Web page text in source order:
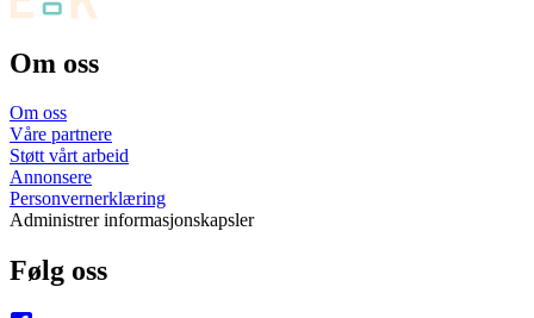
Om oss
Om oss
Våre partnere
Støtt vårt arbeid
Annonsere
Personvernerklæring
Administrer informasjonskapsler
Følg oss